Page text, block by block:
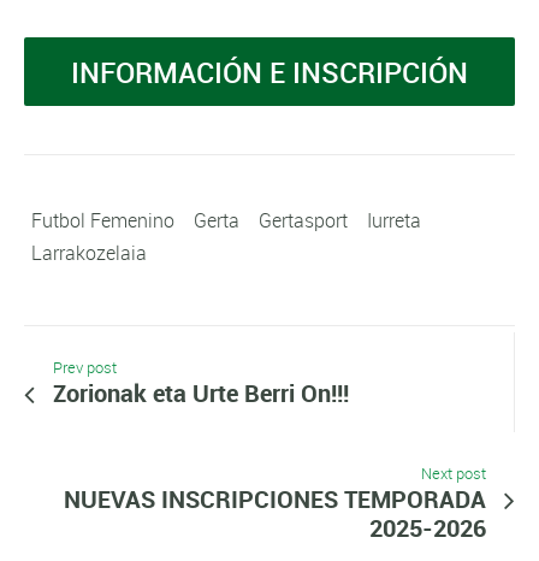
INFORMACIÓN E INSCRIPCIÓN
Futbol Femenino Gerta Gertasport
Iurreta
Larrakozelaia
Prev post
Zorionak eta Urte Berri On!!!
Next post
NUEVAS INSCRIPCIONES TEMPORADA
2025-2026